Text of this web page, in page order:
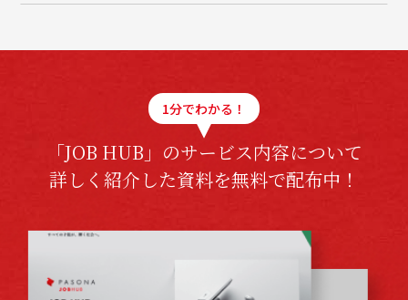
1分でわかる！
「JOB HUB」のサービス内容について
詳しく紹介した資料を無料で配布中！